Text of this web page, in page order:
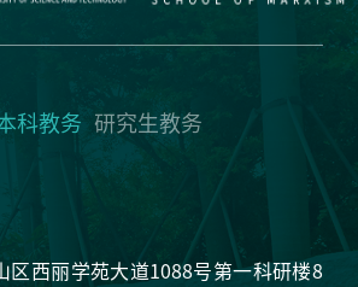
科教务 研究生教务
区西丽学苑大道1088号第一科研楼8